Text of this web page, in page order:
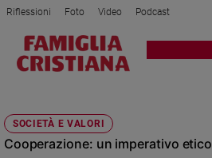
Attualità
Politica
Mondo
Riflessioni Foto Video Podcast
Privacy Policy Chi siamo
Registrati Redazione
SOCIETÀ E VALORI
Cooperazione: un imperativo etico